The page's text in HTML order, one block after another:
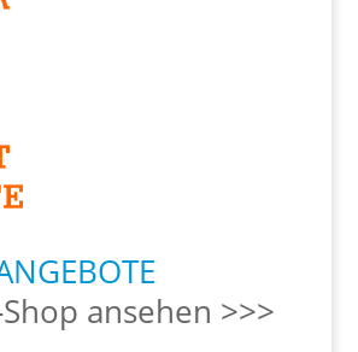
ansehen >>>